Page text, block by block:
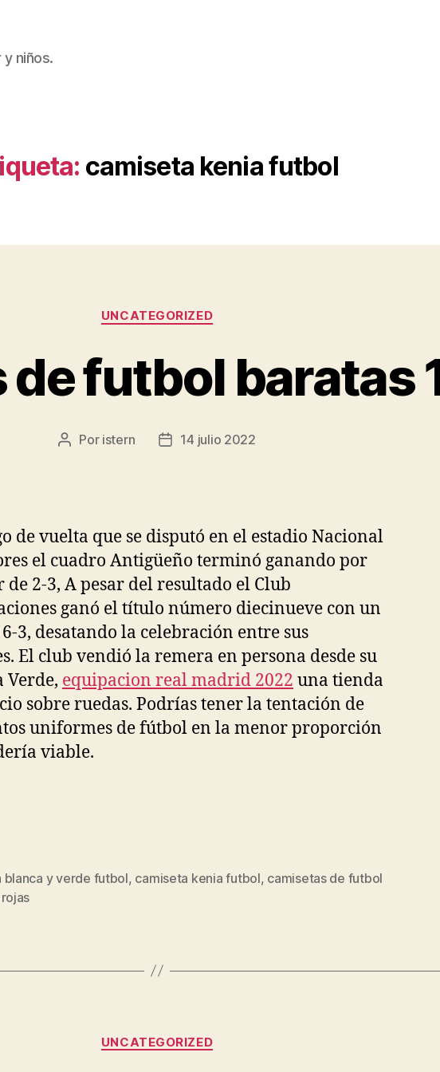
niños.
camiseta kenia futbol
Categorías
UNCATEGORIZED
futbol baratas
Autor
Por istern
Fecha14 julio 2022
de vuelta que se disputó en el estadio Nacional
el cuadro Antigüeño terminó ganando por
2-3, A pesar del resultado el Club
ganó el título número diecinueve con un
3, desatando la celebración entre sus
El club vendió la remera en persona desde su
Verde, equipacion real madrid 2022 una tienda
sobre ruedas. Podrías tener la tentación de
uniformes de fútbol en la menor proporción
viable.
blanca y verde futbol, camiseta kenia futbol, camisetas de futbol
Categorías
UNCATEGORIZED